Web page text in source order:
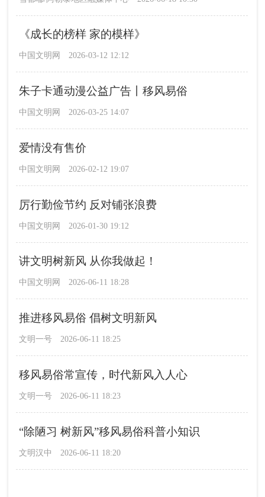
《成长的榜样 家的模样》
中国文明网 2026-03-12 12:12
朱子卡通动漫公益广告丨移风易俗
中国文明网 2026-03-25 14:07
爱情没有售价
中国文明网 2026-02-12 19:07
厉行勤俭节约 反对铺张浪费
中国文明网 2026-01-30 19:12
讲文明树新风 从你我做起！
中国文明网 2026-06-11 18:28
推进移风易俗 倡树文明新风
文明一号 2026-06-11 18:25
移风易俗常宣传，时代新风入人心
文明一号 2026-06-11 18:23
“除陋习 树新风”移风易俗科普小知识
文明汉中 2026-06-11 18:20